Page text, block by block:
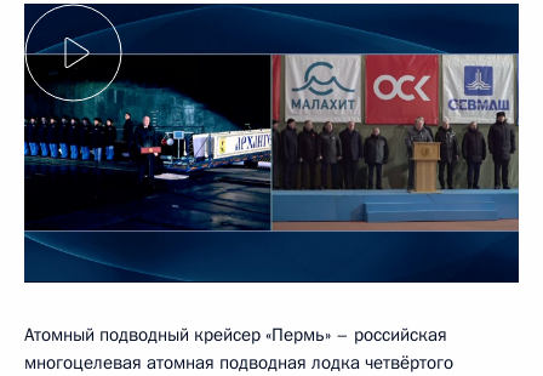
Атомный подводный крейсер «Пермь» – российская
многоцелевая атомная подводная лодка четвёртого